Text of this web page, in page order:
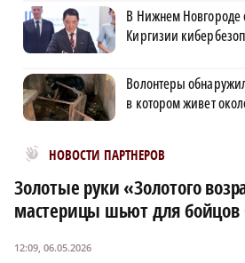
В Нижнем Новгороде
Киргизии
Волонтеры
в котором живет
НОВОСТИ ПАРТНЕРОВ
Новости МирТесен
Золотые руки «Золотого
мастерицы шьют для бойцов
12:09, 06.05.2026